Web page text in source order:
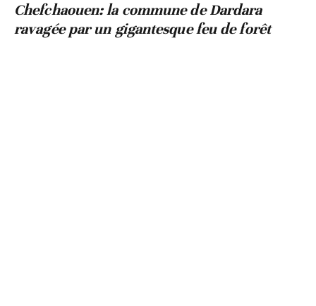
Chefchaouen: la commune de Dardara
ravagée par un gigantesque feu de forêt